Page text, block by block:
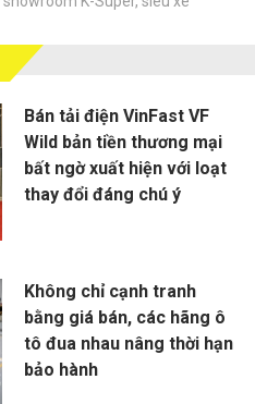
Bán tải điện VinFast VF
Wild bản tiền thương mại
bất ngờ xuất hiện với loạt
thay đổi đáng chú ý
Không chỉ cạnh tranh
bằng giá bán, các hãng ô
tô đua nhau nâng thời hạn
bảo hành